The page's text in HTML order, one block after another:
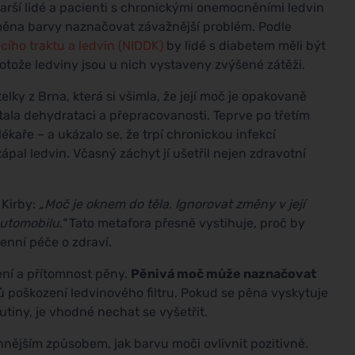
lidé a pacienti s chronickými onemocněními ledvin
barvy naznačovat závažnější problém. Podle
traktu a ledvin (NIDDK) by lidé s diabetem měli být
ledviny jsou u nich vystaveny zvýšené zátěži.
z Brna, která si všimla, že její moč je opakovaně
dehydrataci a přepracovanosti. Teprve po třetím
– a ukázalo se, že trpí chronickou infekcí
ledvin. Včasný záchyt jí ušetřil nejen zdravotní
„Moč je oknem do těla. Ignorovat změny v její
Tato metafora přesně vystihuje, proč by
péče o zdraví.
a přítomnost pěny. Pěnivá moč může naznačovat
poškození ledvinového filtru. Pokud se pěna vyskytuje
je vhodné nechat se vyšetřit.
způsobem, jak barvu moči ovlivnit pozitivně.